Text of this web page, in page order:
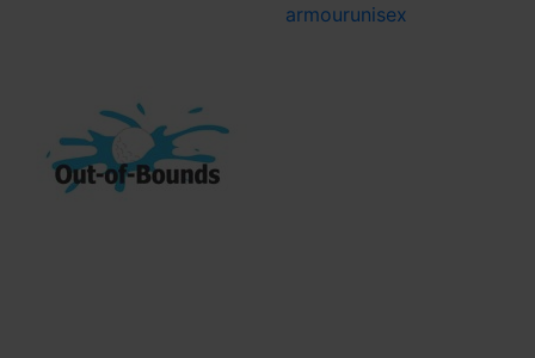
armourunisex